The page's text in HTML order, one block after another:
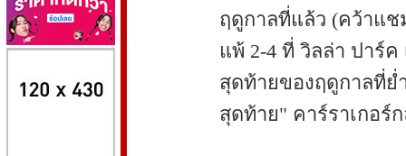
ฤดูกาลที่แล้ว (คว้าแ
แพ้ 2-4 ที่ วิลล่า ปาร์
สุดท้ายของฤดูกาลที่ย่
สุดท้าย" คาร์ราเกอร์